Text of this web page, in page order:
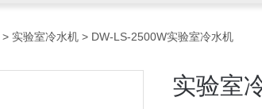
> 实验室冷水机 > DW-LS-2500W实验室冷水机
实验室